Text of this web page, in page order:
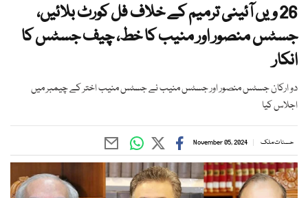
26 ویں آئینی ترمیم کے خلاف فل کورٹ بلائیں،
جسٹس منصور اور منیب کا خط، چیف جسٹس کا
انکار
دو ارکان جسٹس منصور اور جسٹس منیب نے جسٹس منیب اختر کے چیمبر میں
اجلاس کیا
حسنات ملک November 05, 2024